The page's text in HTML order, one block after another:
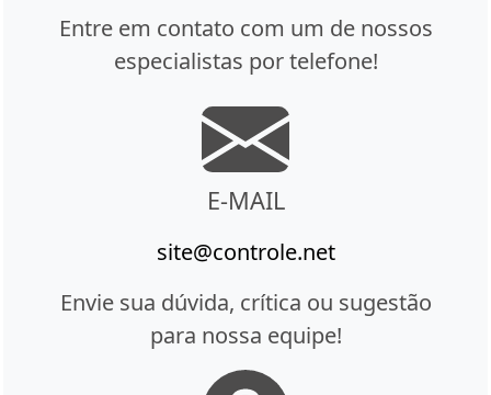
Entre em contato com um de nossos
especialistas por telefone!
E-MAIL
site@controle.net
Envie sua dúvida, crítica ou sugestão
para nossa equipe!